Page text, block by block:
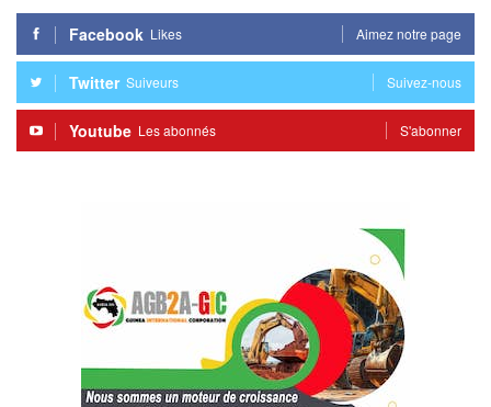
Facebook Likes Aimez notre page
Twitter Suiveurs Suivez-nous
Youtube Les abonnés S'abonner